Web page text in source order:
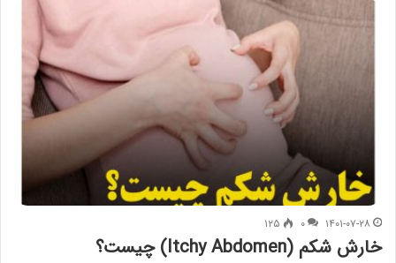
۱۴۰۱-۰۷-۲۸ ۰ ۱۲۵
خارش شکم (Itchy Abdomen) چیست؟